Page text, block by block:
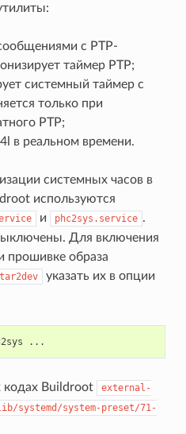
с PTP-
таймер PTP;
системный таймер с
только при
PTP;
в реальном времени.
системных часов в
используются
и phc2sys.service .
Для включения
прошивке образа
tar2dev указать их в опции
кодах Buildroot
external-
systemd/system-preset/71-